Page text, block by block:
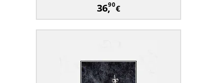
36,90€